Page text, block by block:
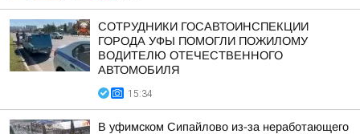
СОТРУДНИКИ ГОСАВТОИНСПЕКЦИИ
ГОРОДА УФЫ ПОМОГЛИ ПОЖИЛОМУ
ВОДИТЕЛЮ ОТЕЧЕСТВЕННОГО
АВТОМОБИЛЯ
15:34
В уфимском Сипайлово из-за неработающего